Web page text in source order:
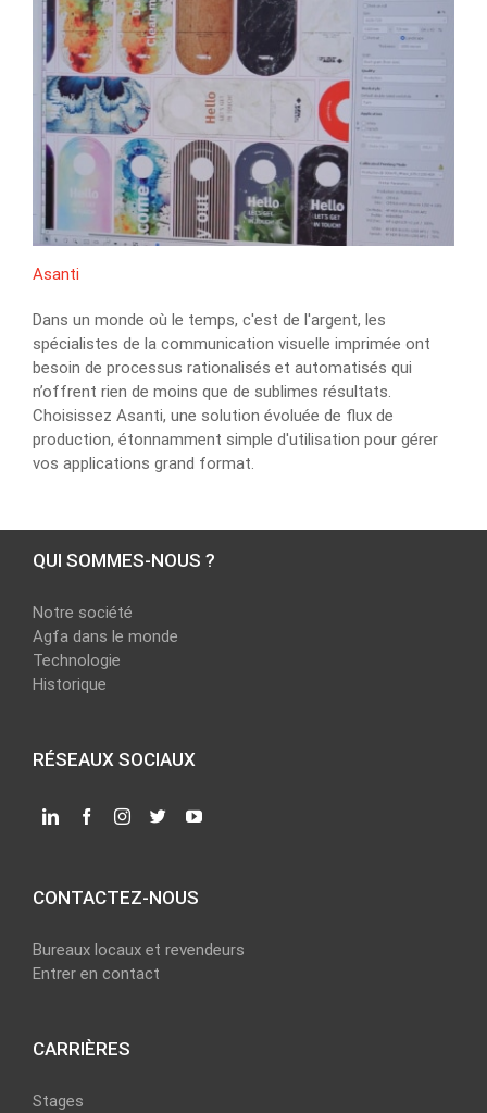
Asanti
Dans un monde où le temps, c'est de l'argent, les
spécialistes de la communication visuelle imprimée ont
besoin de processus rationalisés et automatisés qui
n’offrent rien de moins que de sublimes résultats.
Choisissez Asanti, une solution évoluée de flux de
production, étonnamment simple d'utilisation pour gérer
vos applications grand format.
QUI SOMMES-NOUS ?
Notre société
Agfa dans le monde
Technologie
Historique
RÉSEAUX SOCIAUX
CONTACTEZ-NOUS
Bureaux locaux et revendeurs
Entrer en contact
CARRIÈRES
Stages